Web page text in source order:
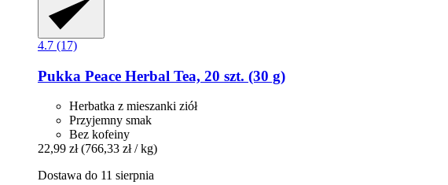
4.7 (17)
Pukka Peace Herbal Tea, 20 szt. (30 g)
Herbatka z mieszanki ziół
Przyjemny smak
Bez kofeiny
22,99 zł (766,33 zł / kg)
Dostawa do 11 sierpnia